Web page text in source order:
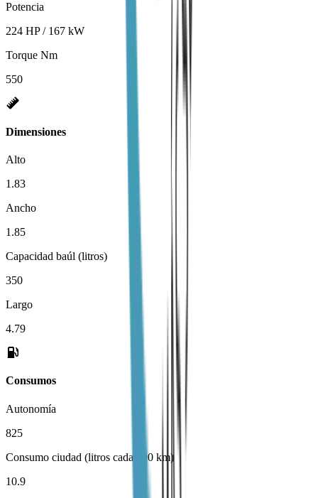
Potencia
224 HP / 167 kW
Torque Nm
550
Dimensiones
Alto
1.83
Ancho
1.85
Capacidad baúl (litros)
350
Largo
4.79
Consumos
Autonomía
825
Consumo ciudad (litros cada 100 km)
10.9